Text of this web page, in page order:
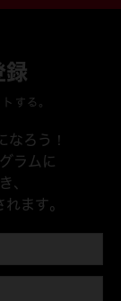
録
する。
なろう！
ラムに
、
ます。